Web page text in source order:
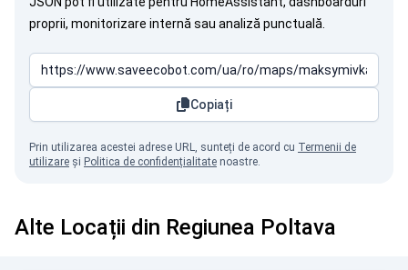
proprii, monitorizare internă sau analiză punctuală.
Copiați
Prin utilizarea acestei adrese URL, sunteți de acord cu Termenii de
utilizare și Politica de confidențialitate noastre.
Alte Locații din Regiunea Poltava